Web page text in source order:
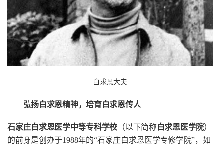
白求恩大夫
弘扬白求恩精神， 培育白求恩传人
石家庄白求恩医学中等专科学校 （以下简称白求恩医学院）
的前身是创办于1988年的“石家庄白求恩医学专修学院”，如